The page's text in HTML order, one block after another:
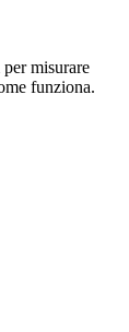
misurare
funziona.